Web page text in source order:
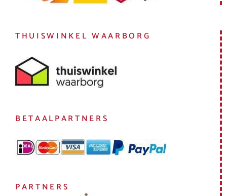
THUISWINKEL WAARBORG
BETAALPARTNERS
PARTNERS